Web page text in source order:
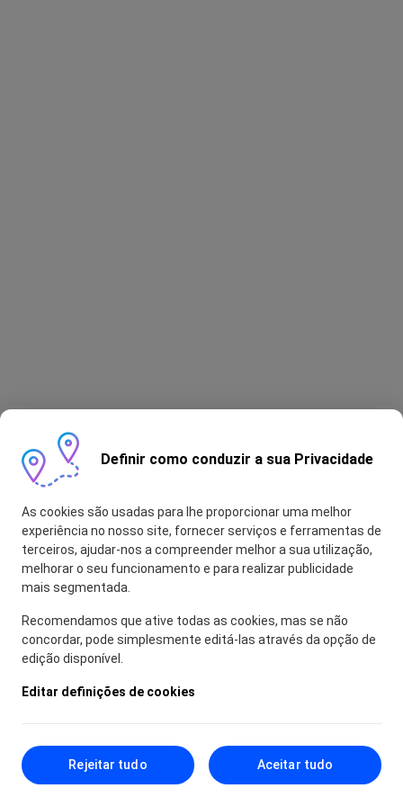
Definir como conduzir a sua Privacidade
As cookies são usadas para lhe proporcionar uma melhor
experiência no nosso site, fornecer serviços e ferramentas de
terceiros, ajudar-nos a compreender melhor a sua utilização,
melhorar o seu funcionamento e para realizar publicidade
mais segmentada.
Recomendamos que ative todas as cookies, mas se não
concordar, pode simplesmente editá-las através da opção de
edição disponível.
Editar definições de cookies
Rejeitar tudo Aceitar tudo